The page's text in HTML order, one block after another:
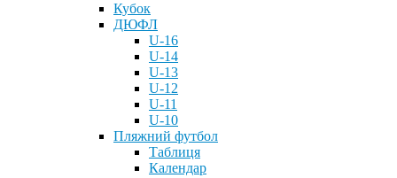
Кубок
ДЮФЛ
U-16
U-14
U-13
U-12
U-11
U-10
Пляжний футбол
Таблиця
Календар